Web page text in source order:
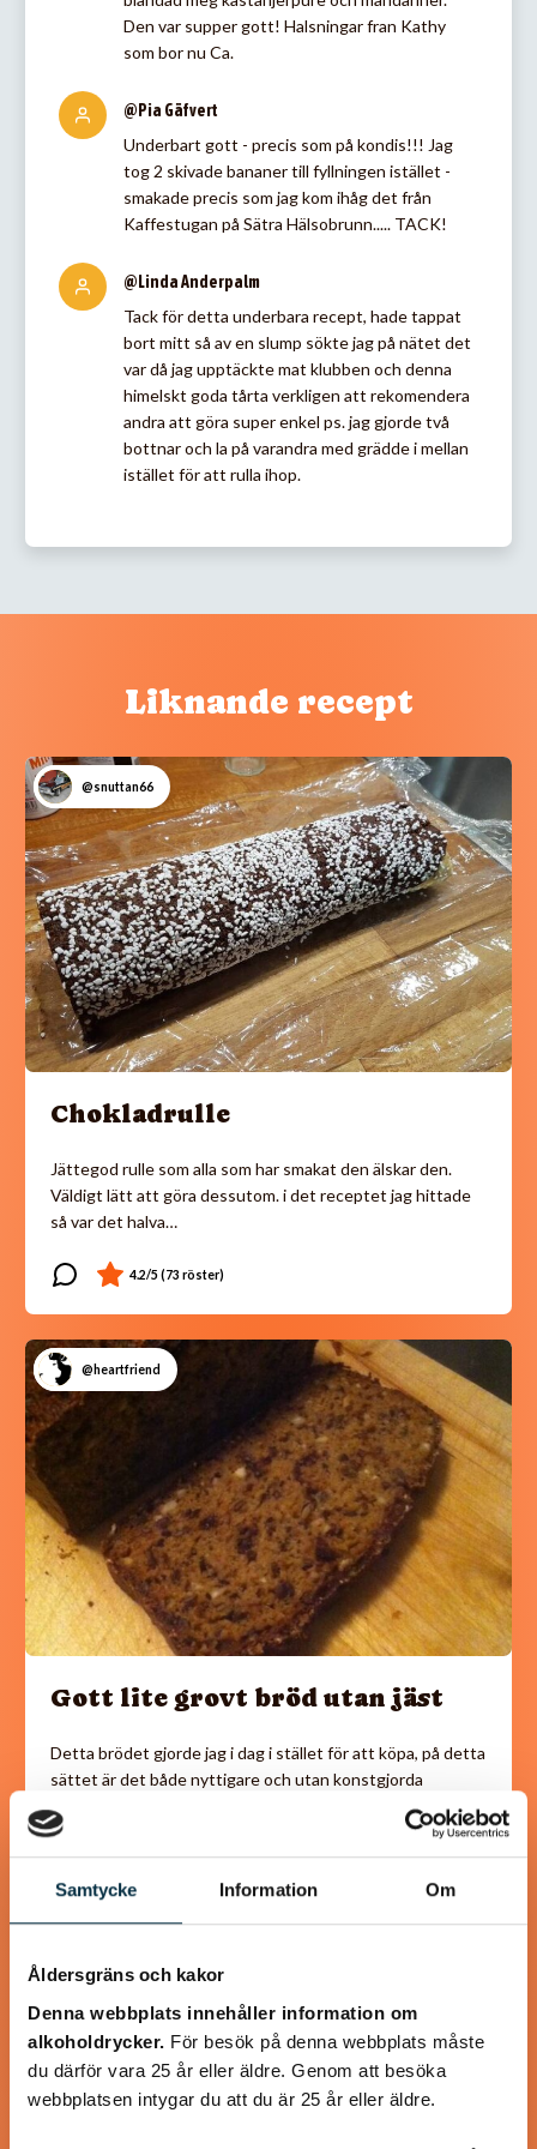
Samtycke Information Om
Åldersgräns och kakor
Denna webbplats innehåller information om
alkoholdrycker. För besök på denna webbplats måste
du därför vara 25 år eller äldre. Genom att besöka
webbplatsen intygar du att du är 25 år eller äldre.
Den var supper gott! Halsningar fran Kathy
som bor nu Ca.
@Pia Gäfvert
Underbart gott - precis som på kondis!!! Jag
tog 2 skivade bananer till fyllningen istället -
smakade precis som jag kom ihåg det från
Kaffestugan på Sätra Hälsobrunn..... TACK!
@Linda Anderpalm
Tack för detta underbara recept, hade tappat
bort mitt så av en slump sökte jag på nätet det
var då jag upptäckte mat klubben och denna
himelskt goda tårta verkligen att rekomendera
andra att göra super enkel ps. jag gjorde två
bottnar och la på varandra med grädde i mellan
istället för att rulla ihop.
Liknande recept
@snuttan66
Chokladrulle
Jättegod rulle som alla som har smakat den älskar den.
Väldigt lätt att göra dessutom. i det receptet jag hittade
så var det halva…
@heartfriend
Gott lite grovt bröd utan jäst
Detta brödet gjorde jag i dag i stället för att köpa, på detta
sättet är det både nyttigare och utan konstgjorda
tillsatser. Tyckte själv…